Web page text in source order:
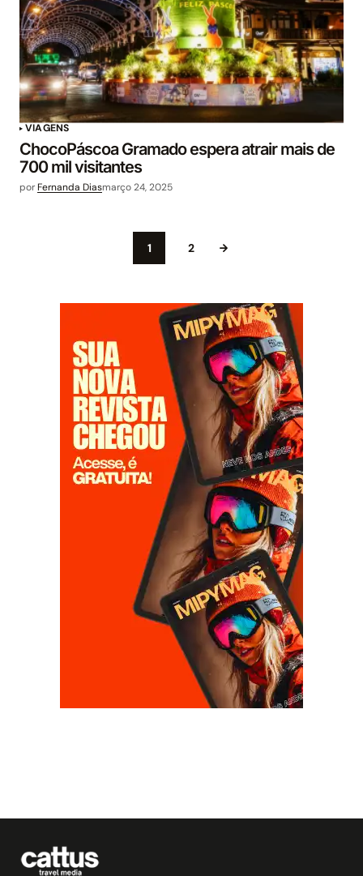
VIAGENS
ChocoPáscoa Gramado espera atrair mais de
700 mil visitantes
por Fernanda Diasmarço 24, 2025
1 2